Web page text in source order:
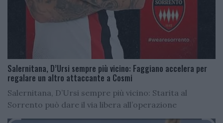
Salernitana, D’Ursi sempre più vicino: Faggiano accelera per
regalare un altro attaccante a Cosmi
Salernitana, D’Ursi sempre più vicino: Starita al
Sorrento può dare il via libera all’operazione